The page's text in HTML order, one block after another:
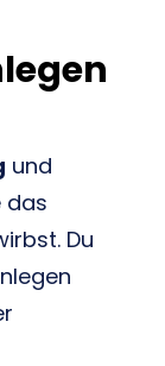
und
das
Du